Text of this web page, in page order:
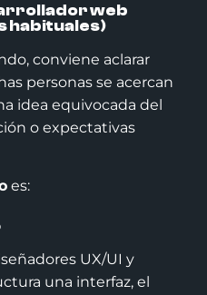
web
habituales)
conviene aclarar
personas se acercan
idea equivocada del
o expectativas
es:
UX/UI y
una interfaz, el